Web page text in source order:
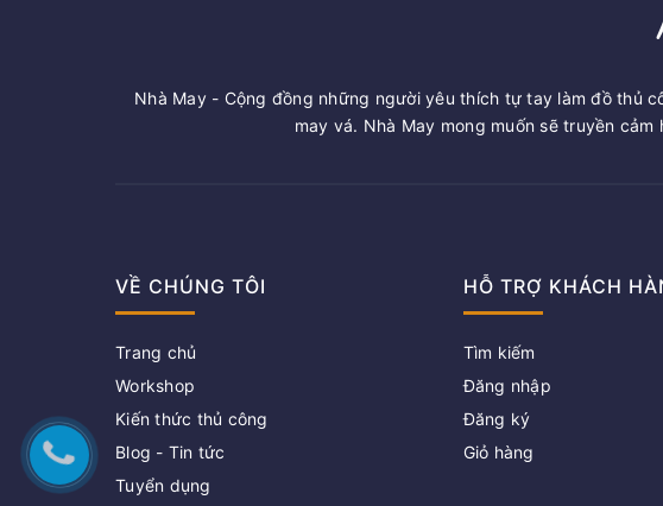
Nhà May - Cộng đồng những người yêu thích tự tay làm đồ thủ
may vá. Nhà May mong muốn sẽ truyền
VỀ CHÚNG TÔI
Trang chủ
Workshop
Kiến thức thủ công
Blog - Tin tức
Tuyển dụng
HỖ TRỢ KHÁCH
Tìm kiếm
Đăng nhập
Đăng ký
Giỏ hàng